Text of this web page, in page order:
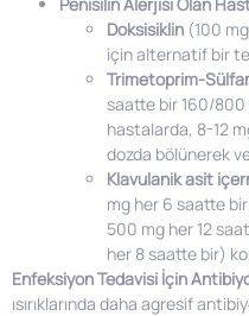
Doksisiklin (100
için alternatif bir
Trimetoprim-
saatte bir 160/800
hastalarda, 8-12
dozda bölünerek
Klavulanik asit
mg her 6 saatte
500 mg her 12
her 8 saatte bir)
Enfeksiyon Tedavisi İçin
ısırıklarında daha agresif